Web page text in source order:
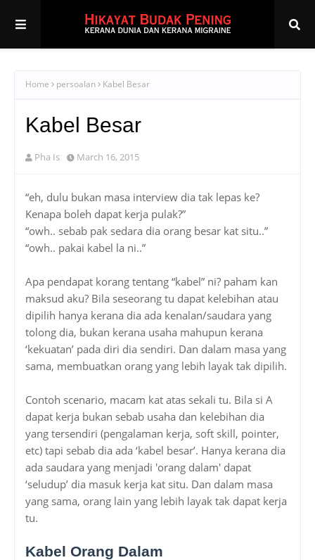
Home persoalan Kabel Besar
Kabel Besar
Pha Is March 16, 2015
“eh, dulu bukan masa interview dia tak lepas ke?
Kenapa boleh dapat kerja pulak?”
“owh.. sebab pak sedara dia orang besar kat situ..”
“owh.. pakai kabel la ni..”
Apa pendapat korang tentang “kabel” ni? paham kan
maksud aku? Bila seseorang tu dapat kelebihan atau
dipilih hanya kerana dia ada kenalan/saudara yang
tolong dia, bukan kerana usaha mahupun kerana
‘kekuatan’ pada diri dia sendiri. Dan dalam masa yang
sama, membuatkan orang yang lebih layak tak dipilih.
Contoh scenario, macam kat atas sekali tu. Bila si A
dapat kerja bukan sebab usaha dan kelebihan dia
yang tersendiri (pengalaman kerja, soft skill, pointer,
etc) tapi sebab dia ada ‘kabel besar’. Hanya kerana dia
ada saudara yang menjadi 'orang dalam' dapat
‘seludup’ dia masuk kerja kat situ. Dan dalam masa
yang sama, orang lain yang lebih layak tak dapat kerja
tu.
Kabel Orang Dalam